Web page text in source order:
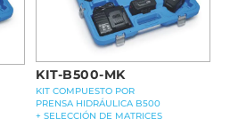
KIT-B500-MK
KIT COMPUESTO POR
PRENSA HIDRÁULICA B500
+ SELECCIÓN DE MATRICES